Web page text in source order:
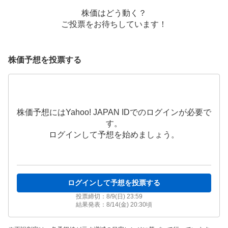
株価はどう動く？
ご投票をお待ちしています！
株価予想を投票する
株価予想にはYahoo! JAPAN IDでのログインが必要で
す。
ログインして予想を始めましょう。
ログインして予想を投票する
投票締切： 8/9(日) 23:59
結果発表： 8/14(金) 20:30頃